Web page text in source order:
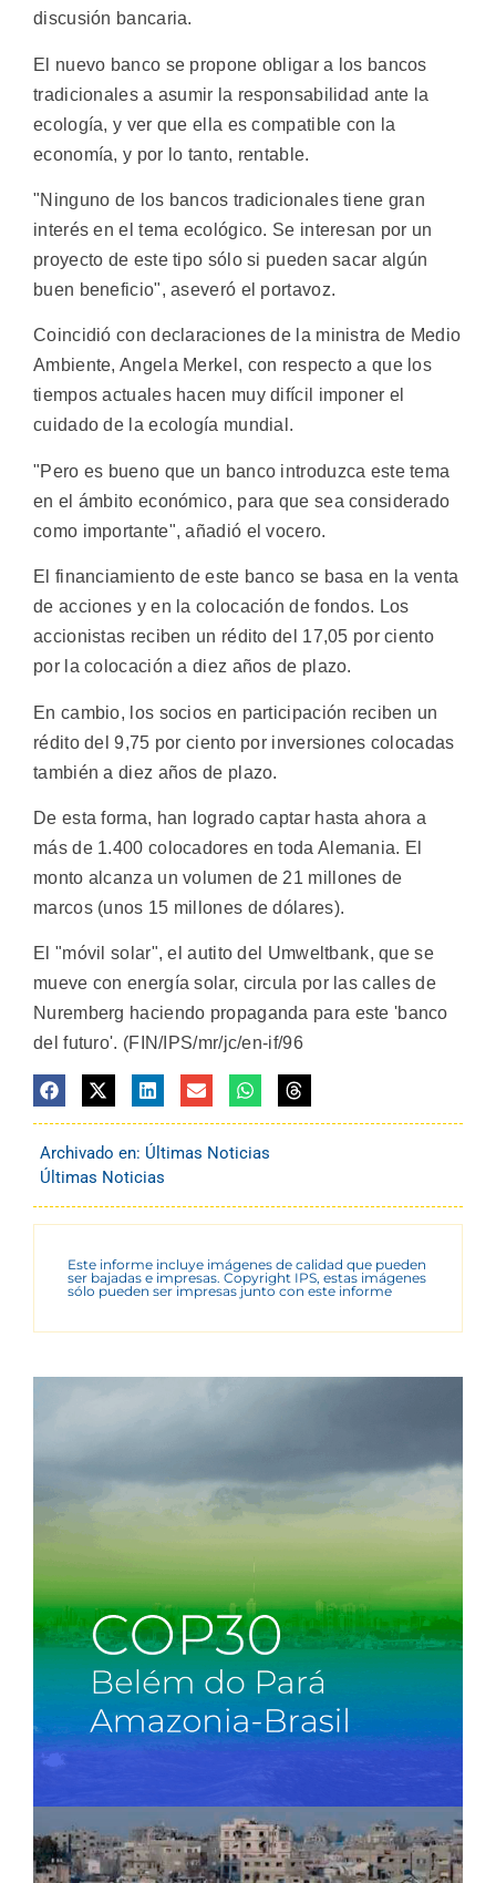
discusión bancaria.
El nuevo banco se propone obligar a los bancos
tradicionales a asumir la responsabilidad ante la
ecología, y ver que ella es compatible con la
economía, y por lo tanto, rentable.
"Ninguno de los bancos tradicionales tiene gran
interés en el tema ecológico. Se interesan por un
proyecto de este tipo sólo si pueden sacar algún
buen beneficio", aseveró el portavoz.
Coincidió con declaraciones de la ministra de Medio
Ambiente, Angela Merkel, con respecto a que los
tiempos actuales hacen muy difícil imponer el
cuidado de la ecología mundial.
"Pero es bueno que un banco introduzca este tema
en el ámbito económico, para que sea considerado
como importante", añadió el vocero.
El financiamiento de este banco se basa en la venta
de acciones y en la colocación de fondos. Los
accionistas reciben un rédito del 17,05 por ciento
por la colocación a diez años de plazo.
En cambio, los socios en participación reciben un
rédito del 9,75 por ciento por inversiones colocadas
también a diez años de plazo.
De esta forma, han logrado captar hasta ahora a
más de 1.400 colocadores en toda Alemania. El
monto alcanza un volumen de 21 millones de
marcos (unos 15 millones de dólares).
El "móvil solar", el autito del Umweltbank, que se
mueve con energía solar, circula por las calles de
Nuremberg haciendo propaganda para este 'banco
del futuro'. (FIN/IPS/mr/jc/en-if/96
Archivado en: Últimas Noticias
Últimas Noticias
Este informe incluye imágenes de calidad que pueden
ser bajadas e impresas. Copyright IPS, estas imágenes
sólo pueden ser impresas junto con este informe